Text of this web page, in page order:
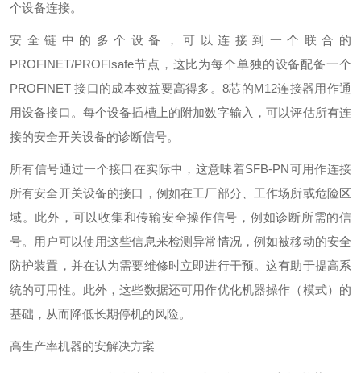
个设备连接。
安全链中的多个设备，可以连接到一个联合的
PROFINET/PROFIsafe节点，这比为每个单独的设备配备一个
PROFINET 接口的成本效益要高得多。8芯的M12连接器用作通
用设备接口。每个设备插槽上的附加数字输入，可以评估所有连
接的安全开关设备的诊断信号。
所有信号通过一个接口在实际中，这意味着SFB-PN可用作连接
所有安全开关设备的接口，例如在工厂部分、工作场所或危险区
域。此外，可以收集和传输安全操作信号，例如诊断所需的信
号。用户可以使用这些信息来检测异常情况，例如被移动的安全
防护装置，并在认为需要维修时立即进行干预。这有助于提高系
统的可用性。此外，这些数据还可用作优化机器操作（模式）的
基础，从而降低长期停机的风险。
高生产率机器的安解决方案